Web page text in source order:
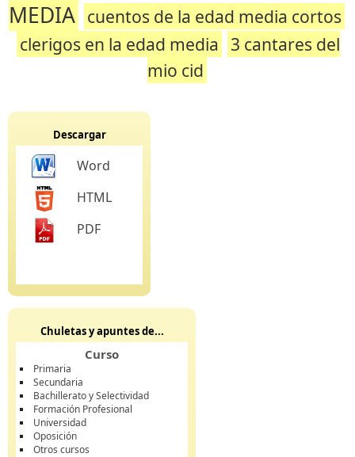
MEDIA cuentos de la edad media cortos
clerigos en la edad media 3 cantares del
mio cid
Descargar
Word
HTML
PDF
Chuletas y apuntes de...
Curso
Primaria
Secundaria
Bachillerato y Selectividad
Formación Profesional
Universidad
Oposición
Otros cursos